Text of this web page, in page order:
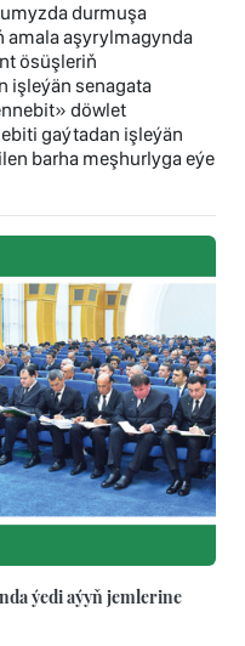
durmuşa
amala aşyrylmagynda
ösüşleriň
işleýän senagata
döwlet
gaýtadan işleýän
barha meşhurlyga eýe
ýedi aýyň jemlerine